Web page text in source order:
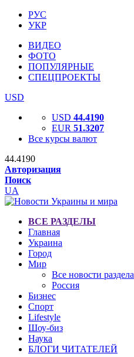
РУС
УКР
ВИДЕО
ФОТО
ПОПУЛЯРНЫЕ
СПЕЦПРОЕКТЫ
USD
USD 44.4190
EUR 51.3207
Все курсы валют
44.4190
Авторизация
Поиск
UA
ВСЕ РАЗДЕЛЫ
Главная
Украина
Город
Мир
Все новости раздела
Россия
Бизнес
Спорт
Lifestyle
Шоу-биз
Наука
БЛОГИ ЧИТАТЕЛЕЙ